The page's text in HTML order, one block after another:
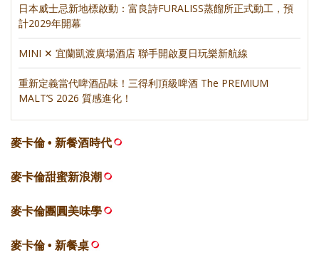
日本威士忌新地標啟動：富良詩FURALISS蒸餾所正式動工，預
計2029年開幕
MINI ✕ 宜蘭凱渡廣場酒店 聯手開啟夏日玩樂新航線
重新定義當代啤酒品味！三得利頂級啤酒 The PREMIUM
MALT’S 2026 質感進化！
麥卡倫 • 新餐酒時代
麥卡倫甜蜜新浪潮
麥卡倫團圓美味學
麥卡倫 • 新餐桌